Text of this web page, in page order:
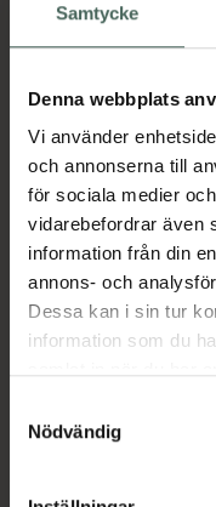
Samtycke
Denna webbplats
Vi använder
och annonserna till
för sociala medier
vidarebefordrar även
information från din
annons- och
Dessa kan i sin tur
information som du
återkalla ditt
cookieinställningar.
lagligheten av
Nödvändig
Aktuella
Beskrivning
Läs alltid
EAN: